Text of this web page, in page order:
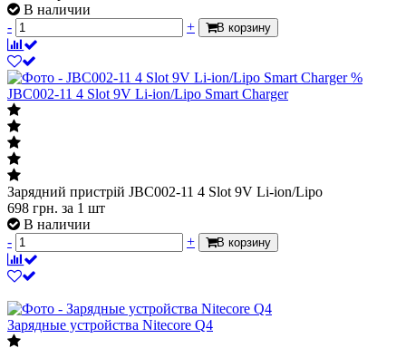
Інвертор Ritar RTSW-500 LED, 12V (RTSW-500 LED) 300W
10 920
В наличии
-
JBC002-11 4 Slot 9V Li-ion/Lipo Smart Charger
Зарядний пристрій JBC002-11 4 Slot 9V Li-ion/Lipo
698
В наличии
-